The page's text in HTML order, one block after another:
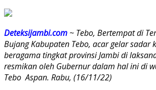
Deteksijambi.com ~ Tebo, Bertempat di
Bujang Kabupaten Tebo, acar gelar sadar
beragama tingkat provinsi Jambi di
resmikan oleh Gubernur dalam hal ini di
Tebo Aspan. Rabu, (16/11/22)